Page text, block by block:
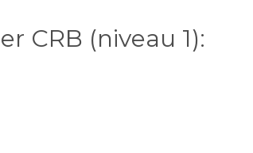
CRB (niveau 1):